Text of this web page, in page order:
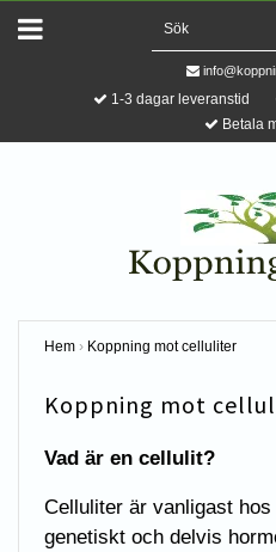
1-3 dagar leveranstid
Betala
Hem › Koppning mot celluliter
Koppning mot
Vad är en cellulit?
Celluliter är vanligast
genetiskt och delvis